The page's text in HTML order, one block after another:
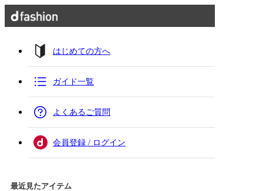
はじめての方へ
ガイド一覧
よくあるご質問
会員登録 / ログイン
最近見たアイテム